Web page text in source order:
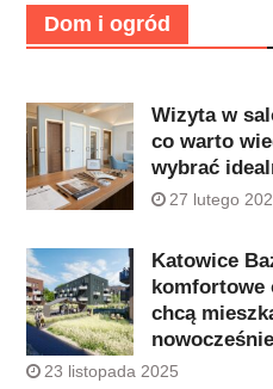
Dom i ogród
Wizyta w
co warto
wybrać
27 lutego
Katowice
komfortowe
chcą
nowocześnie
23 listopada 2025